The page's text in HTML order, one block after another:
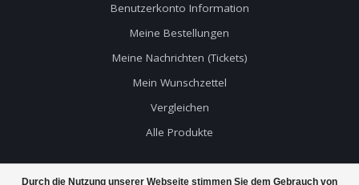
Durch die Nutzung unserer Webseite stimmen Sie dem Gebrauch von
Benutzerkonto Information
Meine Bestellungen
Meine Nachrichten (Tickets)
Mein Wunschzettel
Vergleichen
Alle Produkte